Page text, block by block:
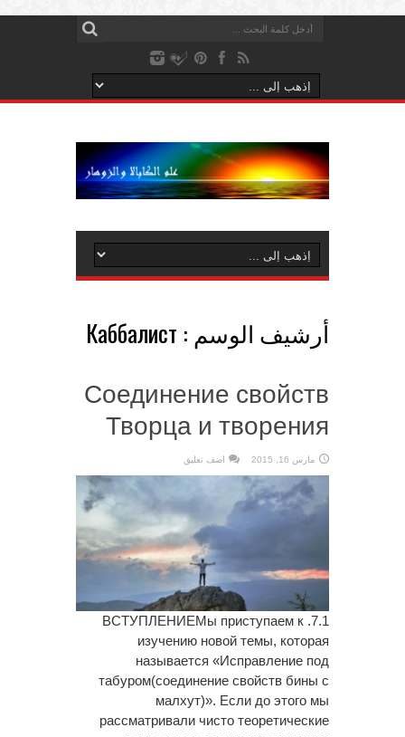
أرشيف الوسم : Каббалист
Соединение свойств
Творца и творения
مارس 16, 2015 اضف تعليق
7.1. ВСТУПЛЕНИЕМы приступаем к
изучению новой темы, которая
называется «Исправление под
табуром(соединение свойств бины с
малхут)». Если до этого мы
рассматривали чисто теоретические